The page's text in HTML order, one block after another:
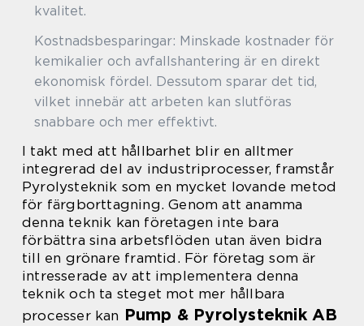
kvalitet.
Kostnadsbesparingar: Minskade kostnader för
kemikalier och avfallshantering är en direkt
ekonomisk fördel. Dessutom sparar det tid,
vilket innebär att arbeten kan slutföras
snabbare och mer effektivt.
I takt med att hållbarhet blir en alltmer
integrerad del av industriprocesser, framstår
Pyrolysteknik som en mycket lovande metod
för färgborttagning. Genom att anamma
denna teknik kan företagen inte bara
förbättra sina arbetsflöden utan även bidra
till en grönare framtid. För företag som är
intresserade av att implementera denna
teknik och ta steget mot mer hållbara
processer kan Pump & Pyrolysteknik AB